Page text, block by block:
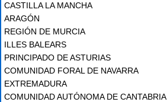
CASTILLA LA MANCHA
ARAGÓN
REGIÓN DE MURCIA
ILLES BALEARS
PRINCIPADO DE ASTURIAS
COMUNIDAD FORAL DE NAVARRA
EXTREMADURA
COMUNIDAD AUTÓNOMA DE CANTABRIA